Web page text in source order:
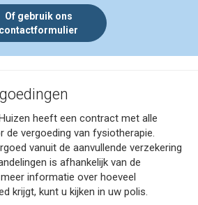
Of gebruik ons
contactformulier
heeft een contract met alle
de vergoeding van fysiotherapie.
vanuit de aanvullende verzekering
is afhankelijk van de
informatie over hoeveel
krijgt, kunt u kijken in uw polis.